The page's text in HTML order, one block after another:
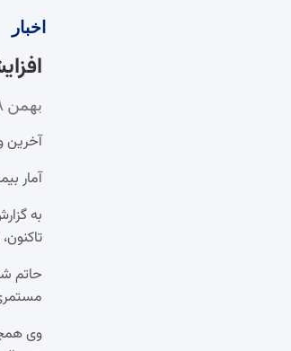
اخبار
بهمن ۱۸, ۱۴۰۳
آخرین
آمار
به
تاکنون، ۸ هزار نفر از روستاییان و عشایر استان به عضویت این صندوق درآمده‌اند.